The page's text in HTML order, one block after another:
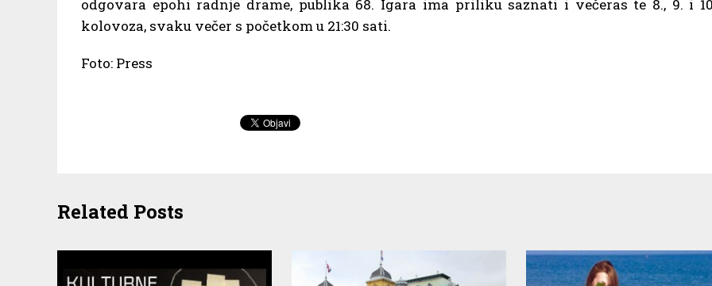
odgovara epohi radnje drame, publika 68. Igara ima priliku saznati i večeras te 8., 9. i
kolovoza, svaku večer s početkom u 21:30 sati.
Foto: Press
Related Posts